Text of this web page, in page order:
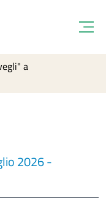
a
2026 -